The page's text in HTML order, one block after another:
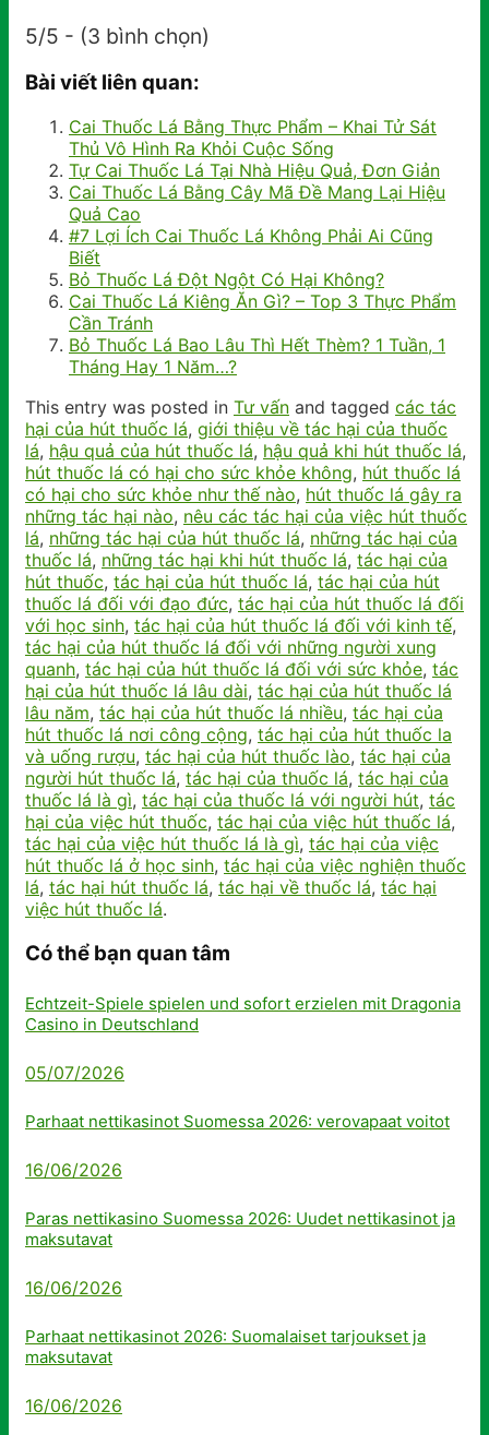
5/5 - (3 bình chọn)
Bài viết liên quan:
Cai Thuốc Lá Bằng Thực Phẩm – Khai Tử Sát
Thủ Vô Hình Ra Khỏi Cuộc Sống
Tự Cai Thuốc Lá Tại Nhà Hiệu Quả, Đơn Giản
Cai Thuốc Lá Bằng Cây Mã Đề Mang Lại Hiệu
Quả Cao
#7 Lợi Ích Cai Thuốc Lá Không Phải Ai Cũng
Biết
Bỏ Thuốc Lá Đột Ngột Có Hại Không?
Cai Thuốc Lá Kiêng Ăn Gì? – Top 3 Thực Phẩm
Cần Tránh
Bỏ Thuốc Lá Bao Lâu Thì Hết Thèm? 1 Tuần, 1
Tháng Hay 1 Năm…?
This entry was posted in Tư vấn and tagged các tác
hại của hút thuốc lá, giới thiệu về tác hại của thuốc
lá, hậu quả của hút thuốc lá, hậu quả khi hút thuốc lá,
hút thuốc lá có hại cho sức khỏe không, hút thuốc lá
có hại cho sức khỏe như thế nào, hút thuốc lá gây ra
những tác hại nào, nêu các tác hại của việc hút thuốc
lá, những tác hại của hút thuốc lá, những tác hại của
thuốc lá, những tác hại khi hút thuốc lá, tác hại của
hút thuốc, tác hại của hút thuốc lá, tác hại của hút
thuốc lá đối với đạo đức, tác hại của hút thuốc lá đối
với học sinh, tác hại của hút thuốc lá đối với kinh tế,
tác hại của hút thuốc lá đối với những người xung
quanh, tác hại của hút thuốc lá đối với sức khỏe, tác
hại của hút thuốc lá lâu dài, tác hại của hút thuốc lá
lâu năm, tác hại của hút thuốc lá nhiều, tác hại của
hút thuốc lá nơi công cộng, tác hại của hút thuốc la
và uống rượu, tác hại của hút thuốc lào, tác hại của
người hút thuốc lá, tác hại của thuốc lá, tác hại của
thuốc lá là gì, tác hại của thuốc lá với người hút, tác
hại của việc hút thuốc, tác hại của việc hút thuốc lá,
tác hại của việc hút thuốc lá là gì, tác hại của việc
hút thuốc lá ở học sinh, tác hại của việc nghiện thuốc
lá, tác hại hút thuốc lá, tác hại về thuốc lá, tác hại
việc hút thuốc lá.
Có thể bạn quan tâm
Echtzeit-Spiele spielen und sofort erzielen mit Dragonia
Casino in Deutschland
05/07/2026
Parhaat nettikasinot Suomessa 2026: verovapaat voitot
16/06/2026
Paras nettikasino Suomessa 2026: Uudet nettikasinot ja
maksutavat
16/06/2026
Parhaat nettikasinot 2026: Suomalaiset tarjoukset ja
maksutavat
16/06/2026